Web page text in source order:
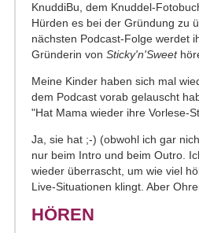
KnuddiBu, dem Knuddel-
Hürden es bei der Gründung zu
nächsten Podcast-Folge werdet
Gründerin von Sticky'n'Sweet
Meine Kinder haben sich mal
dem Podcast vorab gelauscht
"Hat Mama wieder ihre Vorlese-
Ja, sie hat ;-) (obwohl ich gar
nur beim Intro und beim Outro.
wieder überrascht, um wie viel
Live-Situationen klingt. Aber
HÖREN